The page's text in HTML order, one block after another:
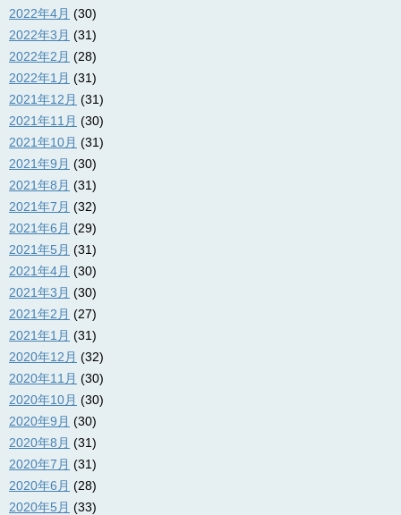
2022年4月 (30)
2022年3月 (31)
2022年2月 (28)
2022年1月 (31)
2021年12月 (31)
2021年11月 (30)
2021年10月 (31)
2021年9月 (30)
2021年8月 (31)
2021年7月 (32)
2021年6月 (29)
2021年5月 (31)
2021年4月 (30)
2021年3月 (30)
2021年2月 (27)
2021年1月 (31)
2020年12月 (32)
2020年11月 (30)
2020年10月 (30)
2020年9月 (30)
2020年8月 (31)
2020年7月 (31)
2020年6月 (28)
2020年5月 (33)